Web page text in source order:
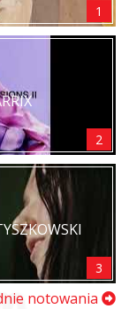
1
2
3
notowania